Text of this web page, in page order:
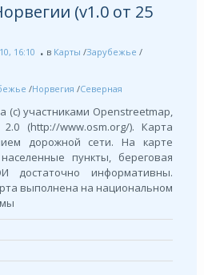
(v1.0 от 25
16:10 в Карты /Зарубежье /
/Норвегия /Северная
(с) участниками Openstreetmap,
(http://www.osm.org/). Карта
дорожной сети. На карте
пункты, береговая
достаточно информативны.
выполнена на национальном